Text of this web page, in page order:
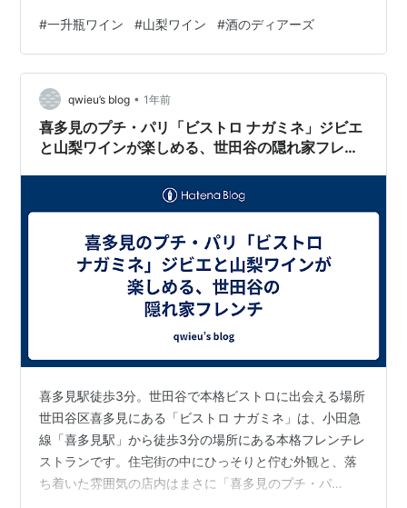
イナリーがマスカットベイリA の中、時代を作っている
ワインです。 第3位 蒼龍葡萄酒（勝沼町）ベリーA 蒼龍
葡萄酒の質の安定感は高いですね。 720㎖や一升瓶で
も、すべてがリーズナブルで高品質。 第4位 麻屋葡萄酒
（勝沼町）スペシャル 原料が山梨県内産葡萄100%の赤
の一升…
#一升瓶ワイン #山梨ワイン #酒のディアーズ
qwieu’s blog • 1年前
喜多見のプチ・パリ「ビストロ ナガミネ」ジビエ
と山梨ワインが楽しめる、世田谷の隠れ家フレン
喜多見駅徒歩3分。世田谷で本格ビストロに出会える場所
世田谷区喜多見にある「ビストロ ナガミネ」は、小田急
線「喜多見駅」から徒歩3分の場所にある本格フレンチレ
ストランです。住宅街の中にひっそりと佇む外観と、落
ち着いた雰囲気の店内はまさに「喜多見のプチ・パ